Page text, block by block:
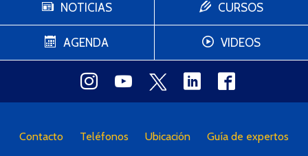
NOTICIAS
AGENDA
CURSOS
VIDEOS
Contacto Teléfonos Ubicación Guía de expertos